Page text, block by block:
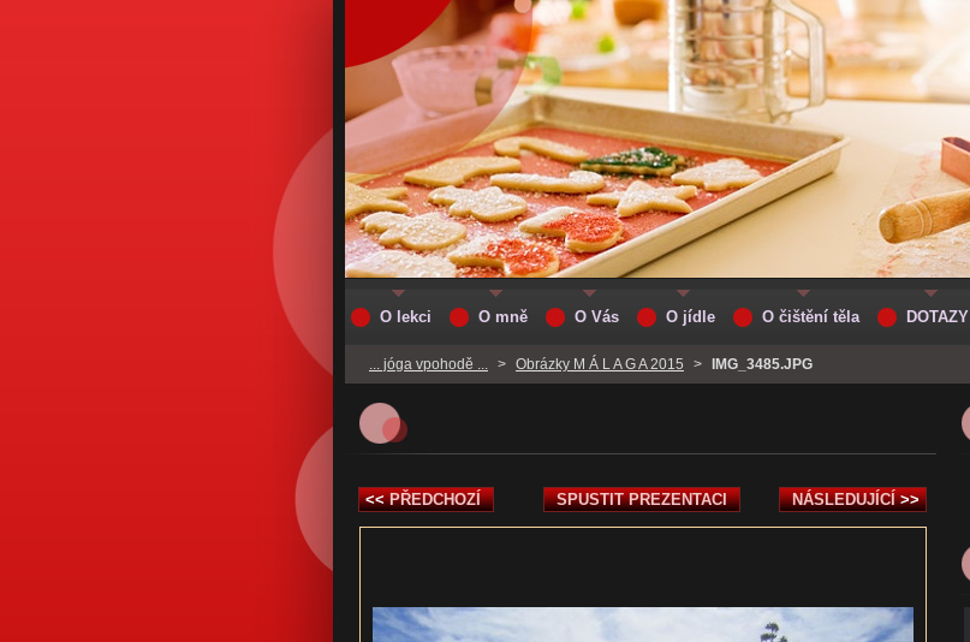
... jóga vpohodě ... > Obrázky M Á L A G A 2015 > IMG_3485.JPG
<< PŘEDCHOZÍ SPUSTIT PREZENTACI NÁSLEDUJÍCÍ >>
O lekci O mně O Vás O jídle O čištění těla DOTAZY